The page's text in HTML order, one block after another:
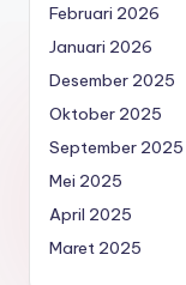
Februari 2026
Januari 2026
Desember 2025
Oktober 2025
September 2025
Mei 2025
April 2025
Maret 2025